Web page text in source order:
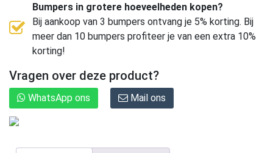
Bumpers in grotere hoeveelheden kopen?
Bij aankoop van 3 bumpers ontvang je 5% korting. Bij
meer dan 10 bumpers profiteer je van een extra 10%
korting!
Vragen over deze product?
WhatsApp ons Mail ons